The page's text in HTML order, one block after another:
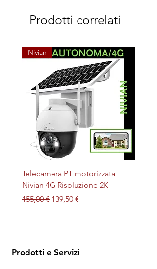
Prodotti correlati
Nivian
Telecamera PT motorizzata
Nivian 4G Risoluzione 2K
Prezzo regolare
155,00 € Prezzo scontato
139,50 €
Prodotti e Servizi